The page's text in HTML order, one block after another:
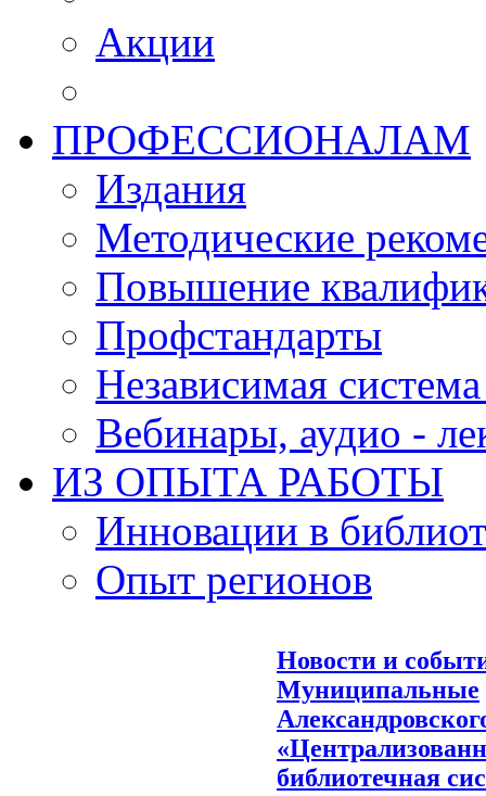
Акции
ПРОФЕССИОНАЛАМ
Издания
Методические
Повышение
Профстандарты
Независимая
Вебинары, аудио -
ИЗ ОПЫТА РАБОТЫ
Инновации в
Опыт регионов
Новости и
Муниципальные
библиотечная